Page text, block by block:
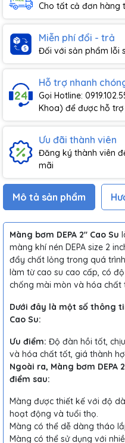
Cho tất cả đơn hàng
Miễn phí đổi - trả
Đối với sản phẩm lỗi
Hỗ trợ nhanh
Gọi Hotline:
Khoa) để được hỗ
Ưu đãi thành viên
Đăng ký thành viên
mãi
Mô tả sản phẩm
Màng bơm DEPA 2" Cao Su
màng khí nén DEPA size 2
đẩy chất lỏng trong quá
làm từ cao su cao cấp, có
chống mài mòn và hóa chất
Dưới đây là một số thông
Cao Su:
Ưu điểm: Độ đàn hồi tốt,
và hóa chất tốt, giá thành
Ngoài ra, Màng bơm DEPA
điểm sau:
Màng được thiết kế với độ
hoạt động và tuổi thọ.
Màng có thể dễ dàng tháo
Màng có thể sử dụng với